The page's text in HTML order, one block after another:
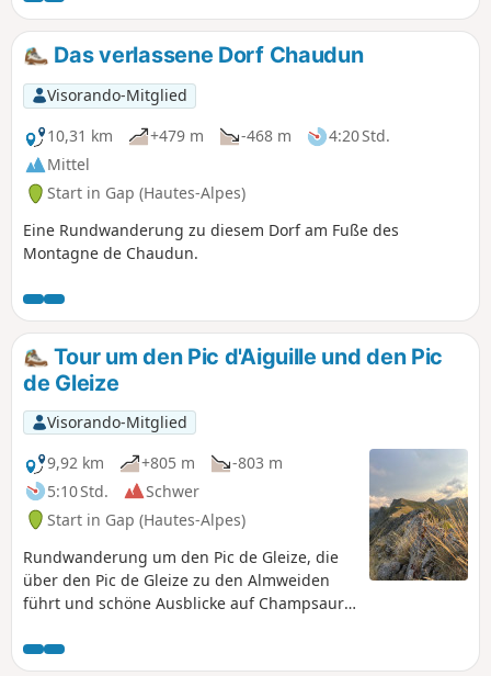
Das verlassene Dorf Chaudun
Visorando-Mitglied
10,31 km
+479 m -468 m
4:20 Std.
Mittel
Start in Gap (Hautes-Alpes)
Eine Rundwanderung zu diesem Dorf am Fuße des
Montagne de Chaudun.
Tour um den Pic d'Aiguille und den Pic
de Gleize
Visorando-Mitglied
9,92 km
+805 m
-803 m
5:10 Std.
Schwer
Start in Gap (Hautes-Alpes)
Rundwanderung um den Pic de Gleize, die
über den Pic de Gleize zu den Almweiden
führt und schöne Ausblicke auf Champsaur,